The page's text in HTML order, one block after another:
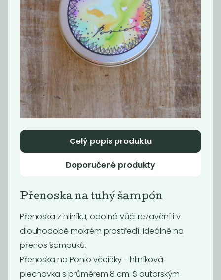
Papírový obal na
sešit A5
24 Kč 12Kč
Papírový obal na
sešit A4
26Kč 13Kč
Papírová obálka
A6
26Kč
Akce
55 28
Celý popis produktu
Doporučené produkty
Přenoska na tuhý šampón
Přenoska z hliníku, odolná vůči rezavění i v
dlouhodobě mokrém prostředí. Ideálně na
přenos šampuků.
Přenoska na Ponio věcičky - hliníková
plechovka s průměrem 8 cm. S autorským